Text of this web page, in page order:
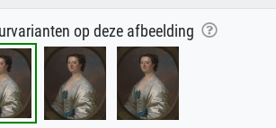
op deze afbeelding